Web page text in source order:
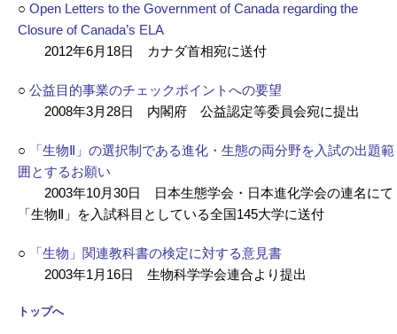
○ Open Letters to the Government of Canada regarding the
Closure of Canada’s ELA
2012年6月18日 カナダ首相宛に送付
○ 公益目的事業のチェックポイントへの要望
2008年3月28日 内閣府 公益認定等委員会宛に提出
○
「生物Ⅱ」の選択制である進化・生態の両分野を入試の出題範
囲とするお願い
2003年10月30日 日本生態学会・日本進化学会の連名にて
「生物Ⅱ」を入試科目としている全国145大学に送付
○
「生物」関連教科書の検定に対する意見書
2003年1月16日 生物科学学会連合より提出
トップへ